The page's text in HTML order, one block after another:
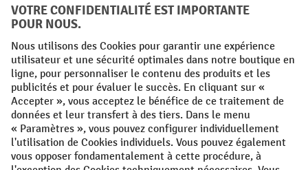
Conditions générales Mentions légales
Protection des Données Politique de cookies
All prices excl. VAT plusshipping costsand possible delivery charges,
if not stated otherwise.
¹ La remise est valable jusqu'à épuisement des stocks. La remise ne
s'applique pas aux prix spéciaux. Il n'est pas possible de le combiner
avec d'autres réductions en pourcentage ou bons de réduction. | ² La